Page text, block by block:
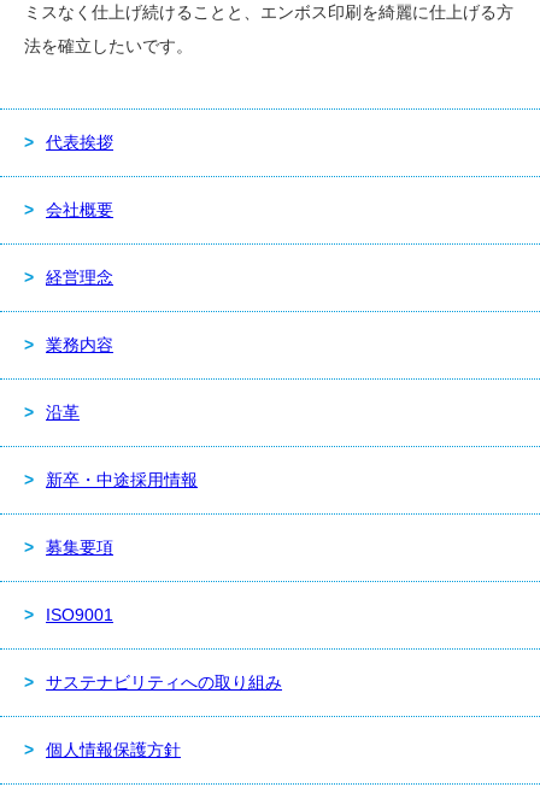
ミスなく仕上げ続けることと、エンボス印刷を綺麗に仕上げる方
法を確立したいです。
代表挨拶
会社概要
経営理念
業務内容
沿革
新卒・中途採用情報
募集要項
ISO9001
サステナビリティへの取り組み
個人情報保護方針